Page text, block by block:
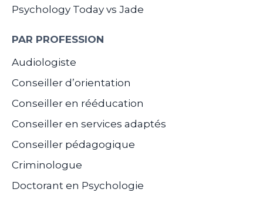
Psychology Today vs Jade
PAR PROFESSION
Audiologiste
Conseiller d’orientation
Conseiller en rééducation
Conseiller en services adaptés
Conseiller pédagogique
Criminologue
Doctorant en Psychologie